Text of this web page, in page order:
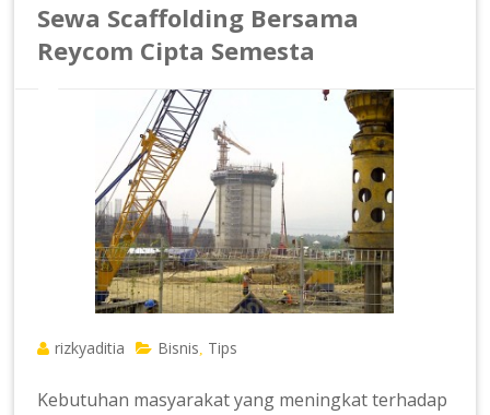
Sewa Scaffolding Bersama
Reycom Cipta Semesta
rizkyaditia Bisnis Tips
Kebutuhan masyarakat yang meningkat terhadap